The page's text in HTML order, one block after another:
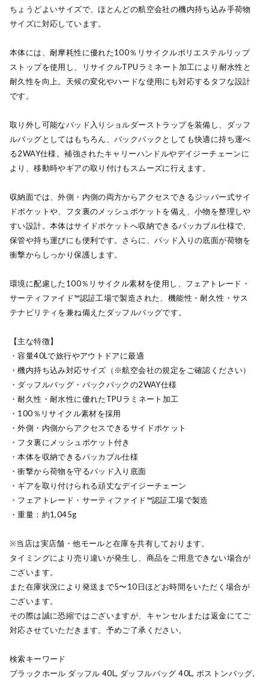
ちょうどよいサイズで、ほとんどの航空会社の機内持ち込み手荷物
サイズに対応しています。
本体には、耐摩耗性に優れた100％リサイクルポリエステルリップ
ストップを使用し、リサイクルTPUラミネート加工により耐水性と
耐久性を向上。天候の変化やハードな使用にも対応するタフな設計
です。
取り外し可能なパッド入りショルダーストラップを装備し、ダッフ
ルバッグとしてはもちろん、バックパックとしても快適に持ち運べ
る2WAY仕様。補強されたキャリーハンドルやデイジーチェーンに
より、移動時やギアの取り付けもスムーズに行えます。
収納面では、外側・内側の両方からアクセスできるジッパー式サイ
ドポケットや、フタ裏のメッシュポケットを備え、小物を整理しや
すい設計。本体はサイドポケットへ収納できるパッカブル仕様で、
保管や持ち運びにも便利です。さらに、パッド入りの底面が荷物を
衝撃からしっかり保護します。
環境に配慮した100％リサイクル素材を使用し、フェアトレード・
サーティファイド™認証工場で製造された、機能性・耐久性・サス
テナビリティを兼ね備えたダッフルバッグです。
【主な特徴】
・容量40Lで旅行やアウトドアに最適
・機内持ち込み対応サイズ（※航空会社の規定をご確認ください）
・ダッフルバッグ・バックパックの2WAY仕様
・耐久性・耐水性に優れたTPUラミネート加工
・100％リサイクル素材を採用
・外側・内側からアクセスできるサイドポケット
・フタ裏にメッシュポケット付き
・本体を収納できるパッカブル仕様
・衝撃から荷物を守るパッド入り底面
・ギアを取り付けられる頑丈なデイジーチェーン
・フェアトレード・サーティファイド™認証工場で製造
・重量：約1,045g
※当店は実店舗・他モールと在庫を共有しております。
タイミングにより売り違いが発生し、商品をご用意できない場合が
ございます。
また在庫状況により発送まで5〜10日ほどお時間をいただく場合が
ございます。
その際は誠に恐縮ではございますが、キャンセルまたは返金にてご
対応させていただきます。予めご了承ください。
検索キーワード
ブラックホール ダッフル 40L, ダッフルバッグ 40L, ボストンバッグ,